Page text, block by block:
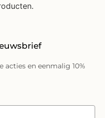
en eenmalig 10%